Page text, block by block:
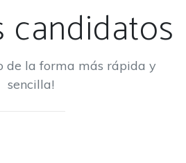
candidatos
de la forma más rápida y
sencilla!